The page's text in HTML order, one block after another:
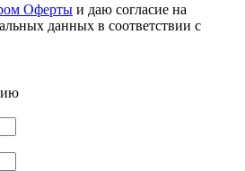
Оферты и даю согласие на
данных в соответствии с